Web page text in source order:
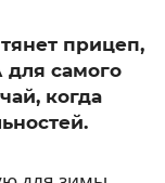
прицеп,
самого
когда